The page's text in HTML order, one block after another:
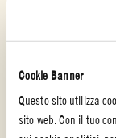
Cookie Banner
Questo sito utilizza
sito web. Con il tuo